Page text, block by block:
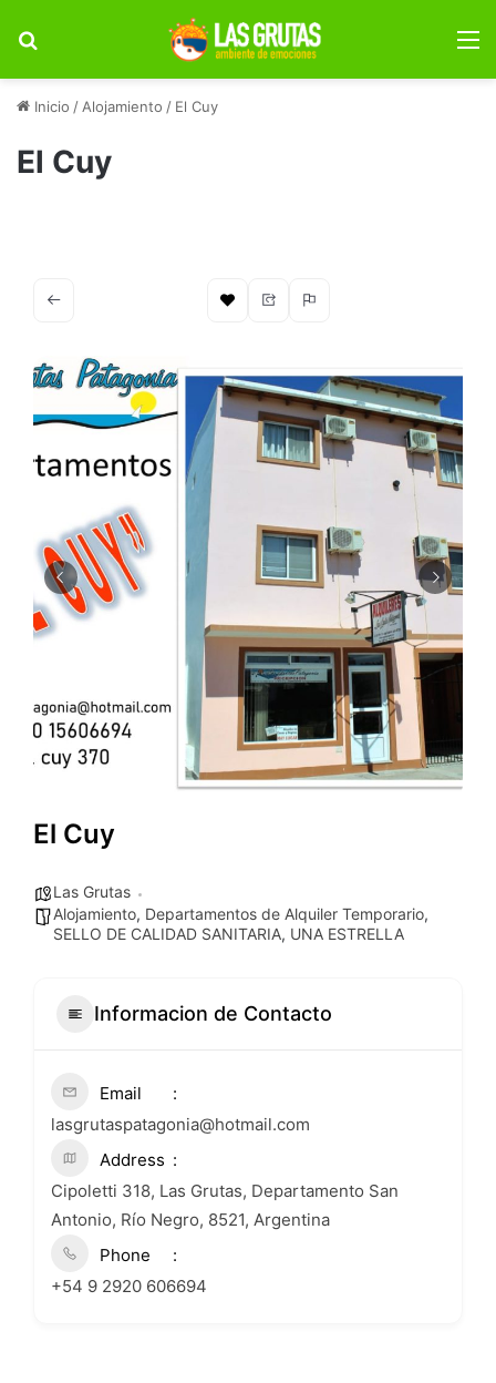
Inicio / Alojamiento / El Cuy
El Cuy
El Cuy
Las Grutas
Alojamiento, Departamentos de Alquiler Temporario,
SELLO DE CALIDAD SANITARIA, UNA ESTRELLA
Informacion de Contacto
Email
lasgrutaspatagonia@hotmail.com
Address
Cipoletti 318, Las Grutas, Departamento San
Antonio, Río Negro, 8521, Argentina
Phone
+54 9 2920 606694